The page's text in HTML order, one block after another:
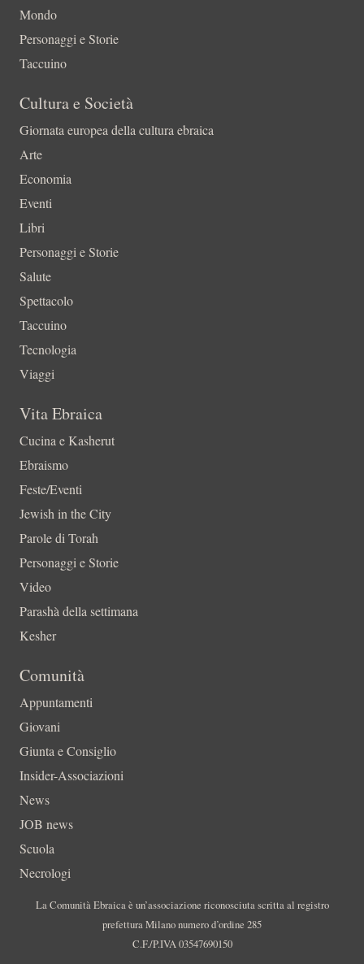
Mondo
Personaggi e Storie
Taccuino
Cultura e Società
Giornata europea della cultura ebraica
Arte
Economia
Eventi
Libri
Personaggi e Storie
Salute
Spettacolo
Taccuino
Tecnologia
Viaggi
Vita Ebraica
Cucina e Kasherut
Ebraismo
Feste/Eventi
Jewish in the City
Parole di Torah
Personaggi e Storie
Video
Parashà della settimana
Kesher
Comunità
Appuntamenti
Giovani
Giunta e Consiglio
Insider-Associazioni
News
JOB news
Scuola
Necrologi
La Comunità Ebraica è un’associazione riconosciuta scritta al registro
prefettura Milano numero d’ordine 285
C.F./P.IVA 03547690150